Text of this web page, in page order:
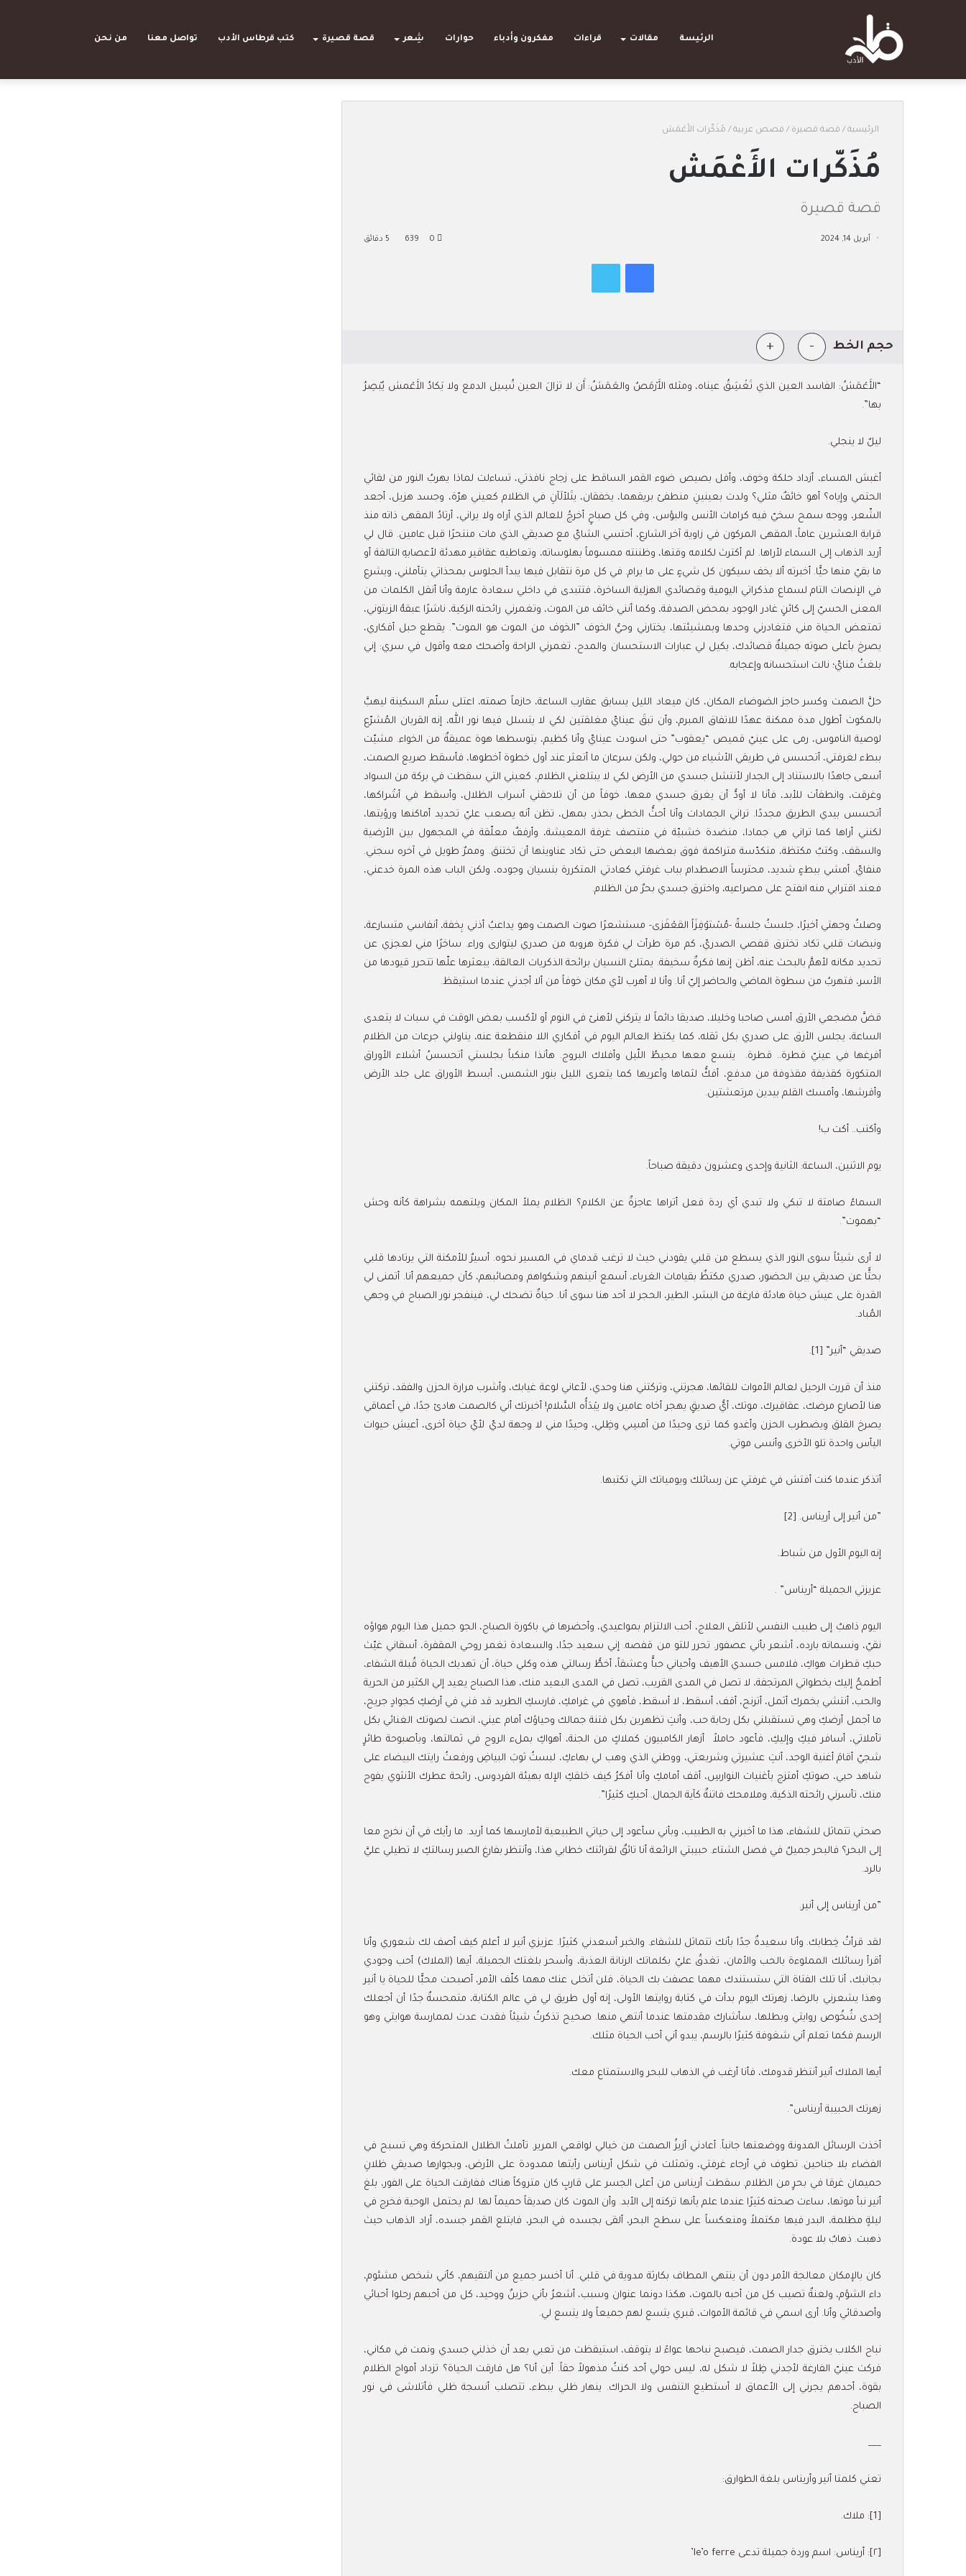
الرئيسة مقالات قراءات مفكرون وأدباء حوارات شِعر قصة قصيرة كتب قرطاس الأدب تواصل معنا من نحن
الرئيسية / قصة قصيرة / قصص عربية / مُذَكّرات الأَعْمَش
مُذَكّرات الأَعْمَش
قصة قصيرة
أبريل 14, 2024 0
639
فيسبوك
حجم الخط -
+
“الأَعْمَشُ: الفاسد العين الذي تَغْسَِقُ عيناه، ومثله الأَرْمَصُ والعَمَشُ: أَن لا تزالَ العين تُسِيل الدمع ولا يَكادُ الأَعْمش يُبْصِرُ
بها”.
ليلٌ لا ينجلي.
أغبش المساء، أزداد حلكة وخوف، وأفل بصيص ضوء القمر الساقط على زجاج نافذتي، تساءلت لماذا يهربُ النور من لقائي
الحتمي وإياه؟ أهو خائفٌ مثلي؟ ولدت بعينينِ منطفئ بريقهما، يخفقان، يتَلألَآنِ في الظلام كعيني هرّة، وجسد هزيل، أجعد
الشّعر، ووجه سمح سخيّ فيه كرامات الأنس والبؤس، وفي كل صباحٍ أخرجُ للعالم الذي أراه ولا يراني، أرتادُ المقهى ذاته منذ
قرابة العشرين عاماً، المقهى المركون في زاوية آخر الشارع، أحتسي الشايّ مع صديقي الذي مات منتحرًا قبل عامين. قال لي
أريد الذهاب إلى السماء لأراها. لم أكترث لكلامه وقتها، وظننته ممسوماً بهلوساته، وتعاطيه عقاقير مهدئة لأعصابهِ التالفة أو
ما بقيّ منها حيًّا. أخبرته ألا يخف سيكون كل شيءٍ على ما يرام. في كل مرة نتقابل فيها يبدأ الجلوس بمحذاتي يتأملني، ويشرع
في الإنصات التام لسماع مذكراتي اليومية وقصائدي الهزلية الساخرة، فتتبدى في داخلي سعادة عارمة وأنا أنقل الكلمات من
المعنى الحسيّ إلى كائنٍ غادر الوجود بمحض الصدفة، وكما أنني خائف من الموت، وتغمرني رائحته الزكية، ناشرًا عبقهُ الزيتوني،
تمتعض الحياة مني فتغادرني وحدها وبمشيئتها، يختارني وحيُّ الخوف ”الخوف من الموت هو الموت”. يقطع حبل أفكاري،
يصرخ بأعلى صوته جميلةٌ قصائدك، يكيل لي عبارات الاستحسان والمدح، تغمرني الراحة وأضحك معه وأقول في سري: إني
بلغتُ منايّ؛ نالت استحسانه وإعجابه.
حلَّ الصمت وكسر حاجز الضوضاء المكان، كان ميعاد الليل يسابق عقارب الساعة، حازماً صمته، اعتلى سلّم السكينة ليهبَّ
بالمكوث أطول مدة ممكنة عهدًا للاتفاق المبرم، وأن تبقَ عينايّ مغلقتين لكي لا يتسلل فيها نور الله، إنه القربان المُشرّع
لوصية الناموس، رمى على عينيّ قميص “يعقوب” حتى اسودت عينايّ وأنا كظيم، يتوسطها هوة عميقةٌ من الخواء. مشيّت
ببطء لغرفتي، أتحسس في طريقي الأشياء من حولي، ولكن سرعان ما أتعثر عند أول خطوة أخطوها، فأسقط صريع الصمت،
أسعى جاهدًا بالاستناد إلى الجدار لأنتشل جسدي من الأرض لكي لا يبتلعني الظلام، كعيني التي سقطت في بركة من السواد
وغرقت، وانطفأت للأبد، فأنا لا أودُّ أن يغرق جسدي معها، خوفاً من أن تلاحقني أسراب الظلال، وأسقط في أشْراكها،
أتحسس بيدي الطريق مجددًا. تراني الجمادات وأنا أحثُّ الخطى بحذر، بمهل، تظن أنه يصعب عليّ تحديد أماكنها ورؤيتها،
لكنني أراها كما تراني هي جمادا، منضدة خشبيّة في منتصف غرفة المعيشة، وأرففٌ معلّقة في المجهول بين الأرضية
والسقف، وكتبٌ مكتظة، متكدّسة متراكمة فوق بعضها البعض حتى تكاد عناوينها أن تختنق. وممرٌ طويل في آخره سجني.
منفايّ. أمشي ببطءٍ شديد، محترساً الاصطدام بباب غرفتي كعادتي المتكررة بنسيان وجوده، ولكن الباب هذه المرة خدعني،
فعند اقترابي منه انفتح على مصراعيه، واخترق جسدي بحرٌ من الظلام.
وصلتُ وجهتي أخيرًا، جلستُ جلسةً -مُسْتوْفِزَاً القعْفَزى- مستشعرًا صوت الصمت وهو يداعبُ أذني بِخفة، أنفاسي متسارعة،
ونبضات قلبي تكاد تخترق قفصي الصدريّ، كم مرة طرأت لي فكرة هروبه من صدري ليتوارى وراء. ساخرًا مني لعجزي عن
تحديد مكانه لأهمَّ بالبحث عنه، أظن إنها فكرةٌ سخيفة. يمتلئ النسيان برائحة الذكريات العالقة، يبعثرها علّها تتحرر قيودها من
الأسر، فتهربُ من سطوة الماضي والحاضر إليّ أنا. وأنا لا أهرب لأي مكان خوفاً من ألا أجدني عندما استيقظ.
قضَّ مضجعي الأرق أمسى صاحبا وخليلا، صديقا دائماً لا يتركني لأهنئ في النوم أو لأكسب بعض الوقت في سبات لا يتعدى
الساعة، يجلس الأرق على صدري بكل ثقله، كما يكتظ العالم اليوم في أفكاري اللا منقطعة عنه، يناولني جرعات من الظلام
أفرغها في عينيّ قطرة.. قطرة. يتسع معها محيطُ اللّيل وأفلاك البروج. هأنذا منكباً بجلستي أتحسسُ أشلاء الأوراق
المتكورة كقذيفة مقذوفة من مدفع، أفكُّ لثماها وأعريها كما يتعرى الليل بنور الشمس، أبسط الأوراق على جلد الأرض
وأفرشها، وأمسك القلم بيدين مرتعشتين.
وأكتب.. أكت ب!
يوم الاثنين، الساعة: الثانية وإحدى وعشرون دقيقة صباحاً.
السماءُ صامتة لا تبكي ولا تبدي أي ردة فعل أتراها عاجزةٌ عن الكلام؟ الظلام يملأ المكان ويلتهمه بشراهة كأنه وحش
“بهموت”.
لا أرى شيئاً سوى النور الذي يسطع من قلبي يقودني حيث لا ترغب قدماي في المسير نحوه. أسيرٌ للأمكنة التي يرتادها قلبي
بحثًّا عن صديقي بين الحضور، صدري مكتظٌ بقيامات الغرباء، أسمع أنينهم وشكواهم ومصائبهم، كأن جميعهم أنا. أتمنى لي
القدرة على عيش حياة هادئة فارغة من البشر، الطير، الحجر لا أحد هنا سوى أنا. حياةٌ تضحك لي، فينفجر نور الصباح في وجهي
المُباد.
صديقي “أنير” [1].
منذ أن قررت الرحيل لعالم الأموات للقائها، هجرتني، وتركتني هنا وحدي، لأعاني لوعة غيابك، وأشرب مرارة الحزن والفقد، تركتني
هنا لأصارع مرضك، عقاقيرك، موتك، أيُّ صديقٍ يهجر أخاه عامين ولا يبْدَأُه السَّلام! أخبرتك أني كالصمت هادئ جدًا، في أعماقي
يصرخ القلق ويضطرب الحزن وأغدو كما ترى وحيدًا من أمسِي وظِلي، وحيدًا مني لا وجهة لديّ لأيّ حياة أخرى، أعيش حيوات
اليأس واحدة تلو الأخرى وأنسى موتي.
أتذكر عندما كنت أفتش في غرفتي عن رسائلك ويومياتك التي تكتبها.
”من أنير إلى أريناس. [2]
إنه اليوم الأول من شباط.
عزيزتي الجميلة “أريناس” .
اليوم ذاهبٌ إلى طبيب النفسي لأتلقى العلاج، أحب الالتزام بمواعيدي، وأحضرها في باكورة الصباح، الجو جميل هذا اليوم هواؤه
نقيّ، ونسماته بارده، أشعر بأني عصفور. تحرر للتو من قفصه. إني سعيد جدًا، والسعادة تغمر روحي المقفرة، أسقاني غيّث
حبكِ قطرات هواكِ، فلامس جسدي الأهيف وأحياني حباًّ وعشقاً، أخطُّ رسالتي هذه وكلي حياة، أن تهديك الحياة قُبلة الشفاء،
أطمحُ إليك بخطواتي المرتجفة، لا تصل في المدى القريب، تصل في المدى البعيد منك، هذا الصباح يعيد إلي الكثير من الحرية
والحب، أنتشي بخمرك أثمل، أترنح، أقف، أسقط، لا أسقط، فأهوي في غرامكِ، فارسكِ الطريد قد فني في أرضكِ كجوادٍ جريح،
ما أجمل أرضكِ وهي تستقبلني بكل رحابة حب، وأنتِ تظهرين بكل فتنة جمالك وحياؤك أمام عيني، انصت لصوتك الغنائي بكل
تأملاتي، أسافر فيكِ وإليكِ، فأعود حاملاً أزهار الكامبيون كملاكٍ من الجنة، أهواكِ بملء الروح في ثمالتها، وبأصبوحة طائرٍ
شجيّ أقامَ أغنية الوجد، أنتِ عشيرتي وشريعتي، ووطني الذي وهب لي بهاءكِ، لبستُ ثوبَ البياضِ ورفعتُ رايتك البيضاء على
شاهد حبي، صوتكِ أمتزج بأغنيات النوارسِ، أقف أمامكِ وأنا أفكرُ كيف خلقكِ الإله بهيئة الفردوس، رائحة عطرك الأنثوي يفوح
منك، تأسرني رائحته الذكية، وملامحك فاتنةٌ كآية الجمال. أحبكِ كثيرًا”.
صحتي تتماثل للشفاء، هذا ما أخبرني به الطبيب، وبأني سأعود إلى حياتي الطبيعية لأمارسها كما أريد. ما رأيك في أن نخرج معا
إلى البحر؟ فالبحر جميلٌ في فصل الشتاء. حبيبتي الرائعة أنا تائقٌ لقرائتك خطابي هذا، وأنتظر بفارغ الصبر رسالتكِ لا تطيلي عليَّ
بالرد.
”من أريناس إلى أنير.
لقد قرأتُ خِطابك. وأنا سعيدةٌ جدًا بأنك تتماثل للشفاء. والخبر أسعدني كثيرًا. عزيزي أنير لا أعلم كيف أصف لك شعوري وأنا
أقرأ رسائلك المملوءة بالحب والأمان، تغدقُ عليّ بكلماتك الرنانة العذبة، وأسحر بلغتك الجميلة، أيها (الملاك) أحب وجودي
بجانبك، أنا تلك الفتاة التي ستستندك مهما عصفت بك الحياة، فلن أتخلى عنك مهما كلّف الأمر، أصبحت محبًّا للحياة يا أنير
وهذا يشعرني بالرضا، زهرتك اليوم بدأت في كتابة روايتها الأولى، إنه أول طريق لي في عالم الكتابة، متمحسةٌ جدًا أن أجعلك
إحدى شُخُوص روايتي وبطلها، سأشارك مقدمتها عندما أنتهي منها. صحيح تذكرتُ شيئاً فقدت عدت لممارسة هوايتي وهو
الرسم فكما تعلم أني شغوفة كثيرًا بالرسم، يبدو أني أحب الحياة مثلك.
أيها الملاك أنير أنتظر قدومك، فأنا أرغب في الذهاب للبحر والاستمتاع معك.
زهرتك الحبيبة أريناس”.
أخذت الرسائل المدونة ووضعتها جانباً. أعادني أزيزُ الصمت من خيالي لواقعي المرير. تأملتُ الظلال المتحركة وهي تسبح في
الفضاء بلا جناحين. تطوف في أرجاء غرفتي، وتمثلت في شكل أريناس رأيتها ممدودة على الأرض، وبجوارها صديقي ظلانِ
حميمان غرقا في بحرٍ من الظلام. سقطت أريناس من أعلى الجسر على قاربٍ كان متروكاً هناك ففارقت الحياة على الفور، بلغ
أنير نبأ موتها، ساءت صحته كثيرًا عندما علم بأنها تركته إلى الأبد. وأن الموت كان صديقاً حميماً لها. لم يحتمل الوحية فخرج في
ليلةٍ مظلمة، البدر فيها مكتملاً ومنعكساً على سطح البحر، ألقى بجسده في البحر، فابتلع القمر جسده، أراد الذهاب حيث
ذهبت. ذهابٌ بلا عودة.
كان بالإمكان معالجة الأمر دون أن ينتهي المطاف بكارثة مدوية في قلبي. أنا أخسر جميع من ألتقيهم، كأني شخص مشئوم،
داء الشؤم، ولعنةٌ تصيب كل من أحبه بالموت، هكذا دونما عنوان وسبب، أشعرُ بأني حزينٌ ووحيد، كل من أحبهم رحلوا أحبائي
وأصدقائي وأنا. أرى اسمي في قائمة الأموات، قبري يتسع لهم جميعاً ولا يتسع لي.
نباح الكلاب يخترق جدار الصمت، فيصبح نباحها عواءً لا يتوقف، استيقظت من تعبي بعد أن خذلني جسدي ونمت في مكاني،
فركت عينيّ الفارغة لأجدني ظِلاً لا شكل له، ليس حولي أحد كنتُ مذهولاً حقاً. أين أنا؟ هل فارقت الحياة؟ تزداد أمواج الظلام
بقوة، أحدهم يجرني إلى الأعماق لا أستطيع التنفس ولا الحراك. ينهار ظلي ببطء، تتصلب أنسجة ظلي فأتلاشى في نور
الصباح.
___
تعني كلمتا أنير وأريناس بلغة الطوارق:
[1]: ملاك.
[٢]: أريناس: اسم وردة جميلة تدعى le’o ferre’